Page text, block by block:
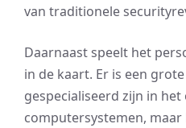
van traditionele
Daarnaast speelt het
in de kaart. Er is een
gespecialiseerd zijn in
computersystemen,